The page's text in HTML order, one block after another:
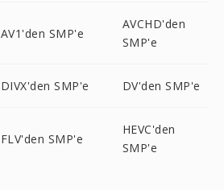
AV1'den SMP'e
AVCHD'den
SMP'e
DIVX'den SMP'e DV'den SMP'e
FLV'den SMP'e
HEVC'den
SMP'e